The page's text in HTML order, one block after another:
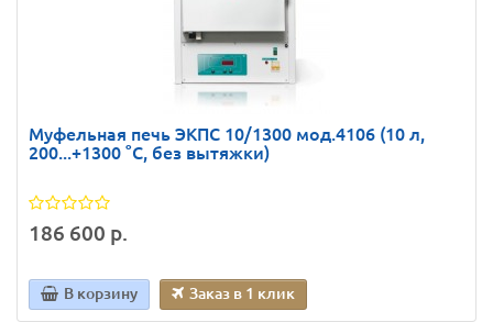
Муфельная печь ЭКПС 10/1300 мод.4106 (10 л,
200...+1300 °С, без вытяжки)
186 600 р.
В корзину Заказ в 1 клик